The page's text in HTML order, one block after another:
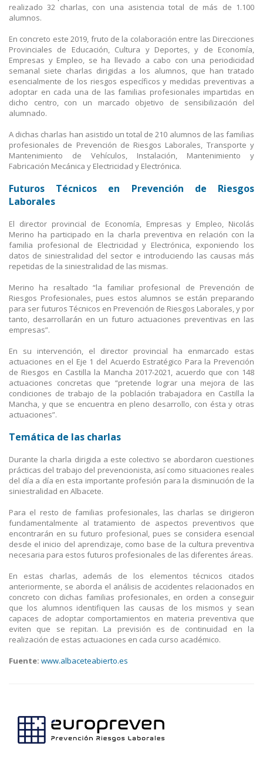
realizado 32 charlas, con una asistencia total de más de 1.100
alumnos.
En concreto este 2019, fruto de la colaboración entre las Direcciones
Provinciales de Educación, Cultura y Deportes, y de Economía,
Empresas y Empleo, se ha llevado a cabo con una periodicidad
semanal siete charlas dirigidas a los alumnos, que han tratado
esencialmente de los riesgos específicos y medidas preventivas a
adoptar en cada una de las familias profesionales impartidas en
dicho centro, con un marcado objetivo de sensibilización del
alumnado.
A dichas charlas han asistido un total de 210 alumnos de las familias
profesionales de Prevención de Riesgos Laborales, Transporte y
Mantenimiento de Vehículos, Instalación, Mantenimiento y
Fabricación Mecánica y Electricidad y Electrónica.
Futuros Técnicos en Prevención de Riesgos
Laborales
El director provincial de Economía, Empresas y Empleo, Nicolás
Merino ha participado en la charla preventiva en relación con la
familia profesional de Electricidad y Electrónica, exponiendo los
datos de siniestralidad del sector e introduciendo las causas más
repetidas de la siniestralidad de las mismas.
Merino ha resaltado “la familiar profesional de Prevención de
Riesgos Profesionales, pues estos alumnos se están preparando
para ser futuros Técnicos en Prevención de Riesgos Laborales, y por
tanto, desarrollarán en un futuro actuaciones preventivas en las
empresas”.
En su intervención, el director provincial ha enmarcado estas
actuaciones en el Eje 1 del Acuerdo Estratégico Para la Prevención
de Riesgos en Castilla la Mancha 2017-2021, acuerdo que con 148
actuaciones concretas que “pretende lograr una mejora de las
condiciones de trabajo de la población trabajadora en Castilla la
Mancha, y que se encuentra en pleno desarrollo, con ésta y otras
actuaciones”.
Temática de las charlas
Durante la charla dirigida a este colectivo se abordaron cuestiones
prácticas del trabajo del prevencionista, así como situaciones reales
del día a día en esta importante profesión para la disminución de la
siniestralidad en Albacete.
Para el resto de familias profesionales, las charlas se dirigieron
fundamentalmente al tratamiento de aspectos preventivos que
encontrarán en su futuro profesional, pues se considera esencial
desde el inicio del aprendizaje, como base de la cultura preventiva
necesaria para estos futuros profesionales de las diferentes áreas.
En estas charlas, además de los elementos técnicos citados
anteriormente, se aborda el análisis de accidentes relacionados en
concreto con dichas familias profesionales, en orden a conseguir
que los alumnos identifiquen las causas de los mismos y sean
capaces de adoptar comportamientos en materia preventiva que
eviten que se repitan. La previsión es de continuidad en la
realización de estas actuaciones en cada curso académico.
Fuente: www.albaceteabierto.es